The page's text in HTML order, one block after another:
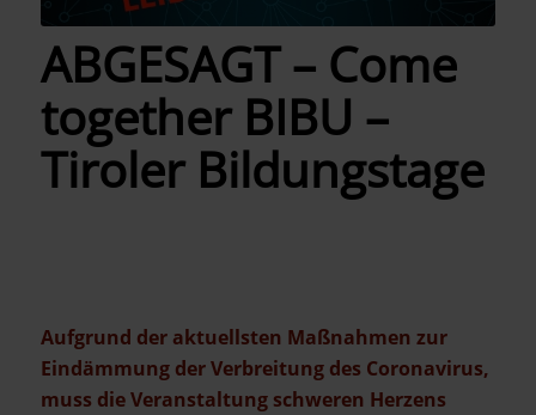
ABGESAGT – Come
together BIBU –
Tiroler Bildungstage
Aufgrund der aktuellsten Maßnahmen zur
Eindämmung der Verbreitung des Coronavirus,
muss die Veranstaltung schweren Herzens